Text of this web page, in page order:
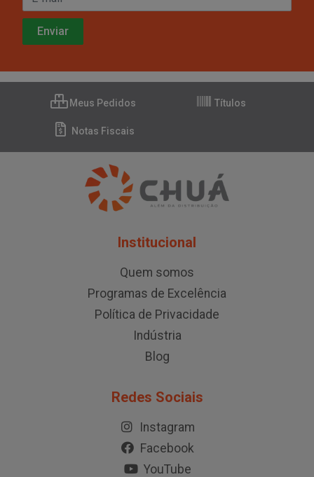
Meus Pedidos Títulos
Notas Fiscais
Institucional
Quem somos
Programas de Excelência
Política de Privacidade
Indústria
Blog
Redes Sociais
Instagram
Facebook
YouTube